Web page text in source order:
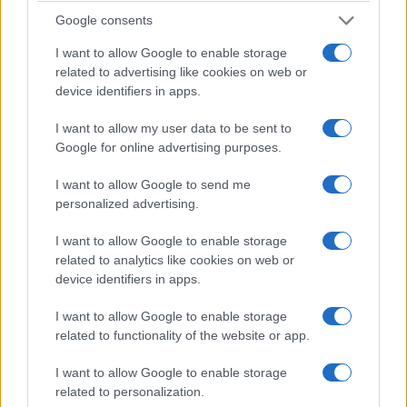
Google consents
I want to allow Google to enable storage
related to advertising like cookies on web or
device identifiers in apps.
I want to allow my user data to be sent to
Google for online advertising purposes.
I want to allow Google to send me
personalized advertising.
I want to allow Google to enable storage
related to analytics like cookies on web or
device identifiers in apps.
I want to allow Google to enable storage
related to functionality of the website or app.
I want to allow Google to enable storage
related to personalization.
semplice e liberatoria: smettila di aggiustarti, non
sei un elettrodomestico, non devi migliorare
(dientare come un’altra persona) devi raggiungere
il tuo nucleo, quello che sei davvero: e basta.
perché non vi chiederà mai di “lavorare su voi
stessi”, anzi, vi solleverà dall’obbligo, il che,
statisticamente, è già un miglioramento notevole.
4. Ingrid Seyman, La piccola
conformista (Sellerio)
L’incipit più esplosivo della narrativa francese
degli ultimi anni — altro che grandi manifesti
una menigite batterica e nemmeno troppo